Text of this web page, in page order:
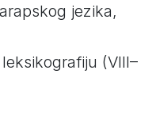
jezika,
(VIII–